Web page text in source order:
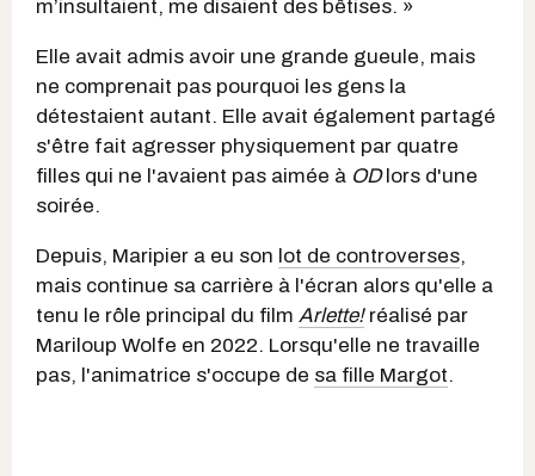
m’insultaient, me disaient des bêtises. »
Elle avait admis avoir une grande gueule, mais
ne comprenait pas pourquoi les gens la
détestaient autant. Elle avait également partagé
s'être fait agresser physiquement par quatre
filles qui ne l'avaient pas aimée à ODlors d'une
soirée.
Depuis, Maripier a eu son lot de controverses,
mais continue sa carrière à l'écran alors qu'elle a
tenu le rôle principal du film Arlette!réalisé par
Mariloup Wolfe en 2022. Lorsqu'elle ne travaille
pas, l'animatrice s'occupe de sa fille Margot.